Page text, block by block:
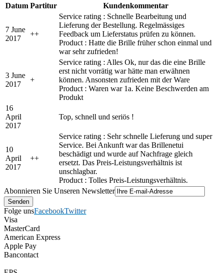
Datum Partitur Kundenkommentar
7 June
2017
++
Service rating : Schnelle Bearbeitung und
Lieferung der Bestellung. Regelmässiges
Feedback um Lieferstatus prüfen zu können.
Product : Hatte die Brille früher schon einmal und
war sehr zufrieden!
3 June
2017
+
Service rating : Alles Ok, nur das die eine Brille
erst nicht vorrätig war hätte man erwähnen
können. Ansonsten zufrieden mit der Ware
Product : Waren war 1a. Keine Beschwerden am
Produkt
16
April
2017
Top, schnell und seriös !
10
April
2017
++
Service rating : Sehr schnelle Lieferung und super
Service. Bei Ankunft war das Brillenetui
beschädigt und wurde auf Nachfrage gleich
ersetzt. Das Preis-Leistungsverhältnis ist
unschlagbar.
Product : Tolles Preis-Leistungsverhältnis.
Abonnieren Sie Unseren Newsletter
Folge unsFacebookTwitter
Visa
MasterCard
American Express
Apple Pay
Bancontact